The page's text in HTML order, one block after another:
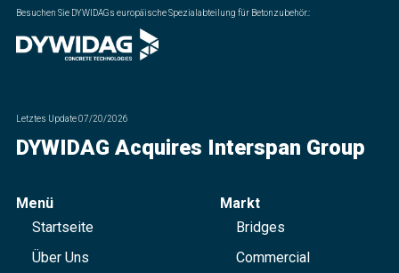
Besuchen Sie DYWIDAGs europäische Spezialabteilung für Betonzubehör.:
Letztes Update07/20/2026
DYWIDAG Acquires Interspan Group
Menü
Startseite
Über Uns
Markt
Bridges
Commercial